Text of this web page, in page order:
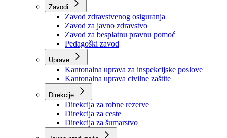
Dom za stara i iznemogla lica
Kantonalna bolnica
Zavodi
Zavod zdravstvenog osiguranja
Zavod za javno zdravstvo
Zavod za besplatnu pravnu pomoć
Pedagoški zavod
Kantonalna uprava za inspekcijske poslove
Kantonalna uprava civilne zaštite
Direkcije
Direkcija za robne rezerve